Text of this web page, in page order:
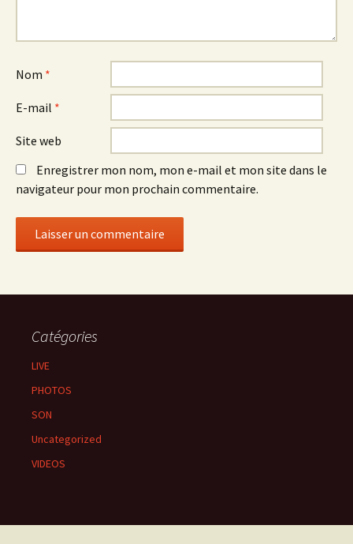
Nom *
E-mail *
Site web
Enregistrer mon nom, mon e-mail et mon site dans le
navigateur pour mon prochain commentaire.
Catégories
LIVE
PHOTOS
SON
Uncategorized
VIDEOS